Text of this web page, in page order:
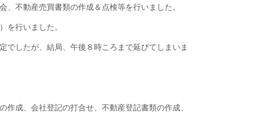
不動産売買書類の作成＆点検等を行いました。
を行いました。
でしたが、結局、午後８時ころまで延びてしまいま
成、会社登記の打合せ、不動産登記書類の作成、